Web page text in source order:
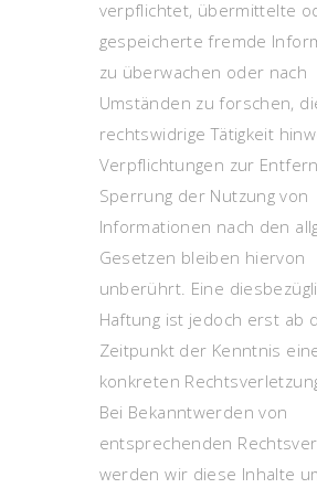
verpflichtet, übermittelte
gespeicherte fremde
zu überwachen oder nach
Umständen zu forschen,
rechtswidrige Tätigkeit
Verpflichtungen zur
Sperrung der Nutzung von
Informationen nach den
Gesetzen bleiben hiervon
unberührt. Eine
Haftung ist jedoch erst ab
Zeitpunkt der Kenntnis
konkreten
Bei Bekanntwerden von
entsprechenden
werden wir diese Inhalte